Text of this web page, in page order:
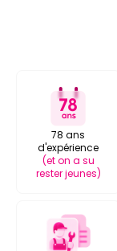
78 ans
d'expérience
(et on a su
rester jeunes)